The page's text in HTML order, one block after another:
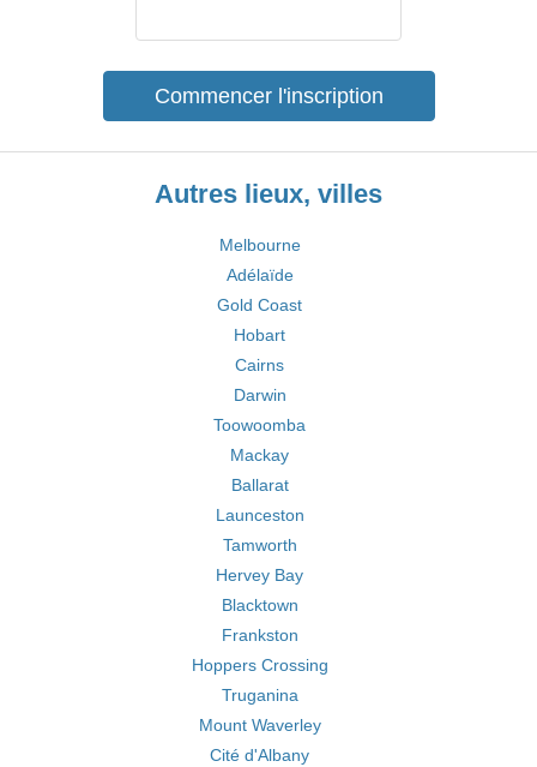
Commencer l'inscription
Autres lieux, villes
Melbourne
Adélaïde
Gold Coast
Hobart
Cairns
Darwin
Toowoomba
Mackay
Ballarat
Launceston
Tamworth
Hervey Bay
Blacktown
Frankston
Hoppers Crossing
Truganina
Mount Waverley
Cité d'Albany